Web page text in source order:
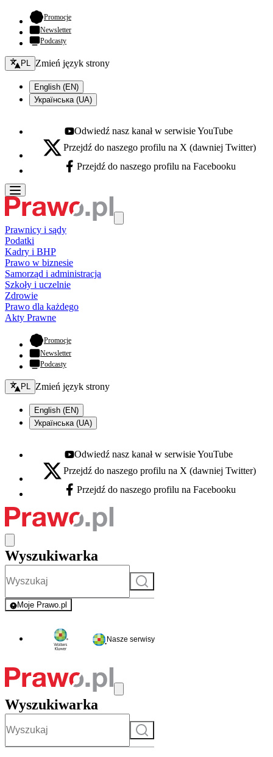
Promocje- otwiera się w nowej karcie
Newsletter
Podcasty
Zmień język - bieżący:
PL Zmień język strony
English (EN)
Українська (UA)
Youtube - otwiera się w nowej karcie
Odwiedź nasz kanał w serwisie YouTube
X - otwiera się w nowej karcie
Przejdź do naszego profilu na X (dawniej Twitter)
Facebook - otwiera się w nowej karcie
Przejdź do naszego profilu na Facebooku
Prawnicy i sądy
Podatki
Kadry i BHP
Prawo w biznesie
Samorząd i administracja
Szkoły i uczelnie
Zdrowie
Prawo dla każdego
Akty Prawne
Promocje- otwiera się w nowej karcie
Newsletter
Podcasty
Zmień język - bieżący:
PL Zmień język strony
English (EN)
Українська (UA)
Youtube - otwiera się w nowej karcie
Odwiedź nasz kanał w serwisie YouTube
X - otwiera się w nowej karcie
Przejdź do naszego profilu na X (dawniej Twitter)
Facebook - otwiera się w nowej karcie
Przejdź do naszego profilu na Facebooku
Wyszukiwarka
Szukaj
Moje Prawo.pl
- rejestracja i logowanie do serwisu
Nasze serwisy
Wyszukiwarka
Szukaj